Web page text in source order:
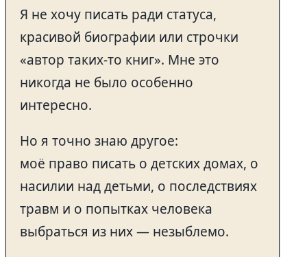
Я не хочу писать ради статуса,
красивой биографии или строчки
«автор таких-то книг». Мне это
никогда не было особенно
интересно.
Но я точно знаю другое:
моё право писать о детских домах, о
насилии над детьми, о последствиях
травм и о попытках человека
выбраться из них — незыблемо.